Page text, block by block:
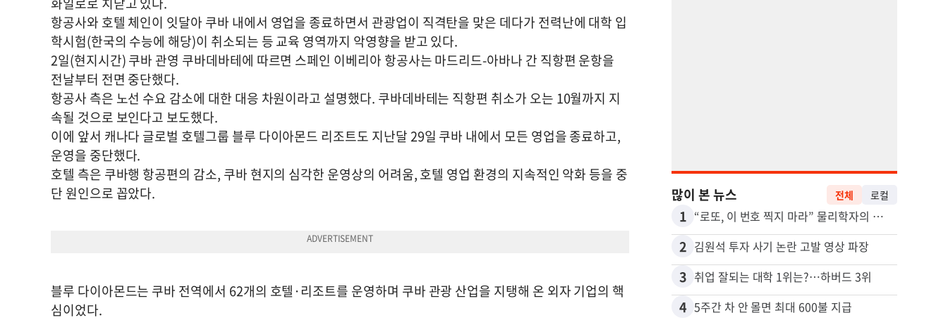
항공사와 호텔 체인이 잇달아 쿠바 내에서 영업을 종료하면서 관광업이 직격탄을 맞은 데다가 전력난에 대학 입
학시험(한국의 수능에 해당)이 취소되는 등 교육 영역까지 악영향을 받고 있다.
2일(현지시간) 쿠바 관영 쿠바데바테에 따르면 스페인 이베리아 항공사는 마드리드-아바나 간 직항편 운항을
전날부터 전면 중단했다.
항공사 측은 노선 수요 감소에 대한 대응 차원이라고 설명했다. 쿠바데바테는 직항편 취소가 오는 10월까지 지
속될 것으로 보인다고 보도했다.
이에 앞서 캐나다 글로벌 호텔그룹 블루 다이아몬드 리조트도 지난달 29일 쿠바 내에서 모든 영업을 종료하고,
운영을 중단했다.
호텔 측은 쿠바행 항공편의 감소, 쿠바 현지의 심각한 운영상의 어려움, 호텔 영업 환경의 지속적인 악화 등을 중
단 원인으로 꼽았다.
블루 다이아몬드는 쿠바 전역에서 62개의 호텔·리조트를 운영하며 쿠바 관광 산업을 지탱해 온 외자 기업의 핵
심이었다.
많이 본 뉴스 전체 로컬
1 “로또, 이 번호 찍지 마라” 물리학자의 당첨금 높이는 비밀
2 김원석 투자 사기 논란 고발 영상 파장
3 취업 잘되는 대학 1위는?…하버드 3위
4 5주간 차 안 몰면 최대 600불 지급